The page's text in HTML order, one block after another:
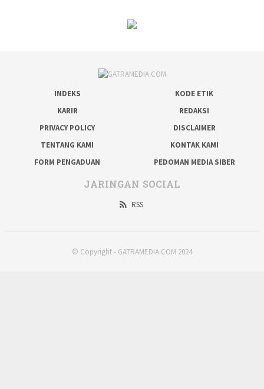
INDEKS
KODE ETIK
KARIR
REDAKSI
PRIVACY POLICY
DISCLAIMER
TENTANG KAMI
KONTAK KAMI
FORM PENGADUAN
PEDOMAN MEDIA SIBER
JARINGAN SOCIAL
RSS
© Copyright - GATRAMEDIA.COM 2024